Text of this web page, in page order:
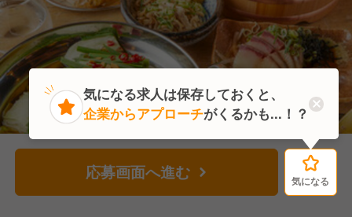
応募画面へ進む 気になる
気になる
気になる求人は保存しておくと、
企業からアプローチがくるかも...！？